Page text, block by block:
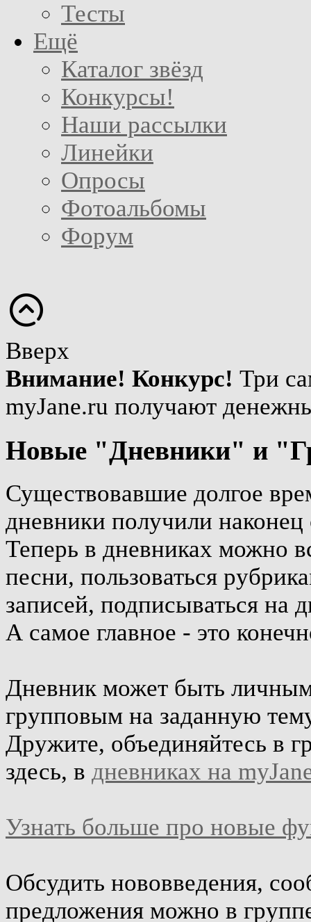
Тесты
Ещё
Каталог звёзд
Конкурсы!
Наши рассылки
Линейки
Опросы
Фотоальбомы
Форум
Вверх
Внимание! Конкурс! Три
myJane.ru получают
Новые "Дневники" и
Существовавшие долгое
дневники получили наконец
Теперь в дневниках можно
песни, пользоваться
записей, подписываться на
А самое главное - это
Дневник может быть
групповым на заданную
Дружите, объединяйтесь в
здесь, в дневниках на
Узнать больше про новые
Обсудить нововведения,
предложения можно в